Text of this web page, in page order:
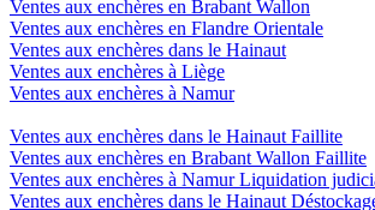
Ventes aux enchères en Brabant Wallon
Ventes aux enchères en Flandre Orientale
Ventes aux enchères dans le Hainaut
Ventes aux enchères à Liège
Ventes aux enchères à Namur
Ventes aux enchères dans le Hainaut Faillite
Ventes aux enchères en Brabant Wallon Faillite
Ventes aux enchères à Namur Liquidation
Ventes aux enchères dans le Hainaut